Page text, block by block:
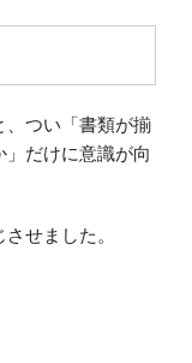
、つい「書類が揃
だけに意識が向
せました。